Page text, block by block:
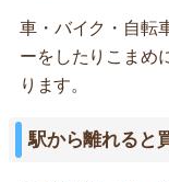
車・バイク・自転
ーをしたりこまめ
ります。
駅から離れると